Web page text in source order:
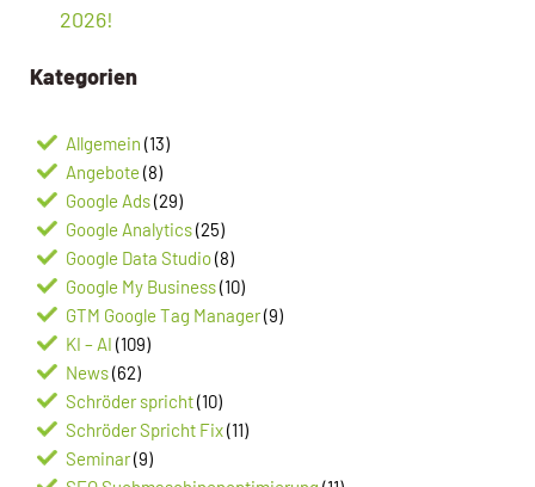
2026!
Kategorien
Allgemein (13)
Angebote (8)
Google Ads(29)
Google Analytics(25)
Google Data Studio(8)
Google My Business(10)
GTM Google Tag Manager(9)
KI – AI (109)
News(62)
Schröder spricht(10)
Schröder Spricht Fix(11)
Seminar(9)